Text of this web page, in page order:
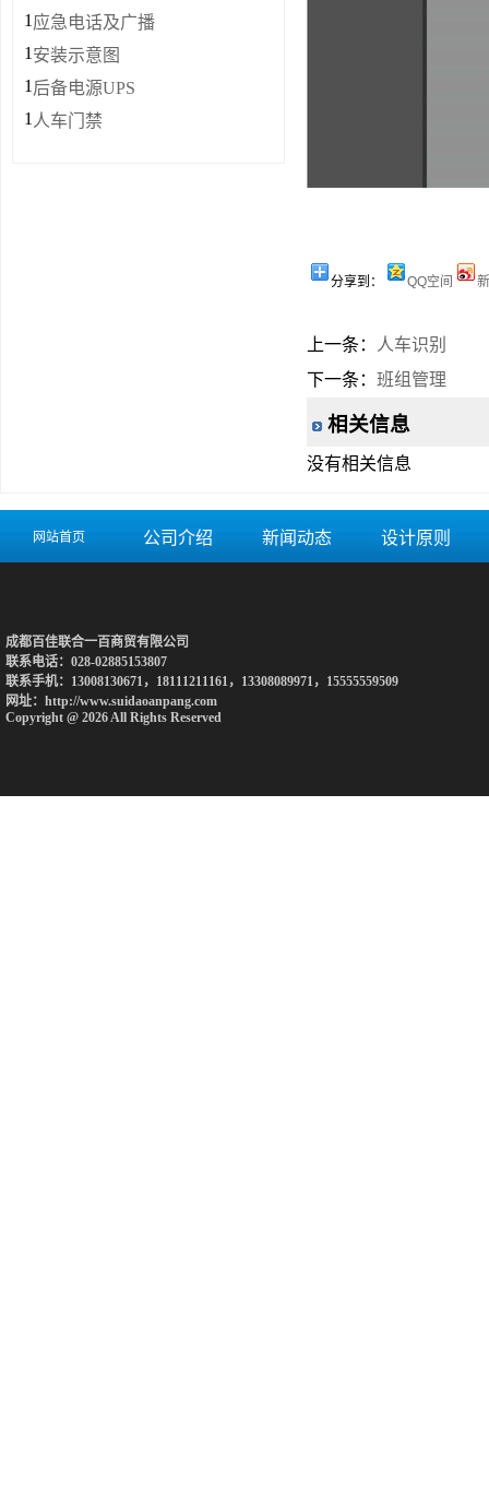
1 应急电话及广播
1 安装示意图
1 后备电源UPS
1 人车门禁
分享到： QQ空间
上一条：
人车识别
下一条： 班组管理
相关信息
没有相关信息
网站首页 公司介绍 新闻动态 设计原则
成都百佳联合一百商贸有限公司
联系电话：028-02885153807
联系手机：13008130671，18111211161，13308089971，15555559509
网址：http://www.suidaoanpang.com
Copyright @ 2026 All Rights Reserved